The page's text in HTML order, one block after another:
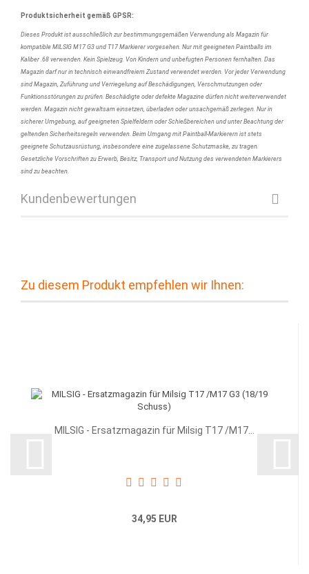
Produktsicherheit gemäß GPSR:
Dieses Produkt ist ausschließlich zur bestimmungsgemäßen Verwendung als Magazin für
kompatible MILSIG M17 G3 und T17 Markierer vorgesehen. Nur mit geeigneten Paintballs im
Kaliber .68 verwenden. Kein Spielzeug. Von Kindern und unbefugten Personen fernhalten. Das
Magazin darf nur in technisch einwandfreiem Zustand verwendet werden. Vor jeder Verwendung
sind Magazin, Zuführung und Verriegelung auf Beschädigungen, Verschmutzungen oder
Funktionsstörungen zu prüfen. Beschädigte oder defekte Magazine dürfen nicht weiterverwendet
werden. Magazin nicht gewaltsam einsetzen, überladen oder unsachgemäß zerlegen. Nur in
sicherer Umgebung, auf geeigneten Spielfeldern oder Schießbereichen und unter Beachtung der
geltenden Sicherheitsregeln verwenden. Beim Umgang mit Paintball-Markierern ist stets
geeignete Schutzausrüstung, insbesondere eine zugelassene Schutzmaske, zu tragen.
Gesetzliche Vorschriften zu Erwerb, Besitz, Transport und Nutzung des verwendeten Markierers
sind zu beachten.
Kundenbewertungen
Zu diesem Produkt empfehlen wir Ihnen:
MILSIG - Ersatzmagazin für Milsig T17 /M17...
34,95 EUR